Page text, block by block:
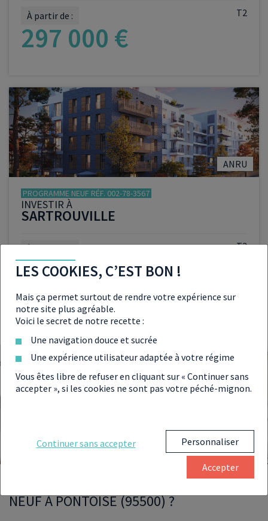
T2
À partir de :
297 000 €
VOIR LE PROGRAMME
ANRU
PROGRAMME NEUF RÉF. 002-78-3567
INVESTIR À
SARTROUVILLE
T3
306 000 €
POURQUOI ACHETER UN APPARTEMENT
NEUF À PONTOISE (95500) ?
LES COOKIES, C’EST BON !
Mais ça permet surtout de rendre votre expérience sur
notre site plus agréable.
Voici le secret de notre recette :
Une navigation douce et sucrée
Une expérience utilisateur adaptée à votre régime
Vous êtes libre de refuser en cliquant sur « Continuer sans
accepter », si les cookies ne sont pas votre péché-mignon.
Continuer sans accepter Personnaliser
Accepter